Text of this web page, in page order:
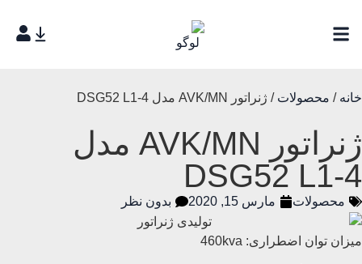
خانه / محصولات / ژنراتور AVK/MN مدل DSG52 L1-4
ژنراتور AVK/MN مدل
DSG52 L1-4
محصولات مارس 15, 2020 بدون نظر
میزان توان اضطراری: 460kva